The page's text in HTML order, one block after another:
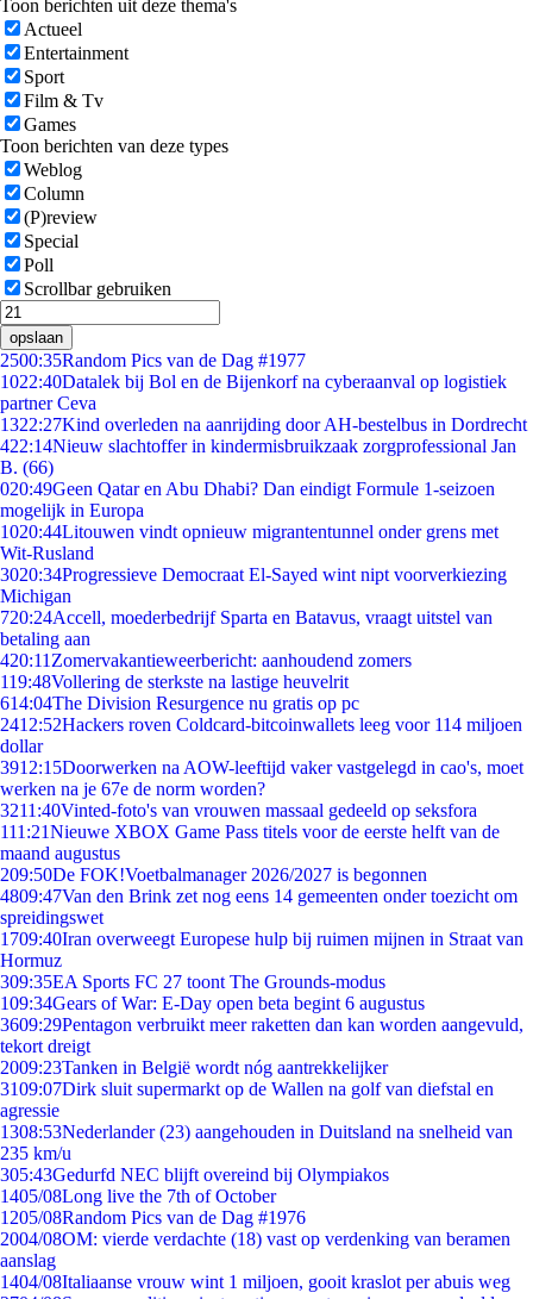
Toon berichten uit deze thema's
Actueel
Entertainment
Sport
Film & Tv
Games
Toon berichten van deze types
Weblog
Column
(P)review
Special
Poll
Scrollbar gebruiken
opslaan
2500:35Random Pics van de Dag #1977
1022:40Datalek bij Bol en de Bijenkorf na cyberaanval op logistiek
partner Ceva
1322:27Kind overleden na aanrijding door AH-bestelbus in Dordrecht
422:14Nieuw slachtoffer in kindermisbruikzaak zorgprofessional Jan
B. (66)
020:49Geen Qatar en Abu Dhabi? Dan eindigt Formule 1-seizoen
mogelijk in Europa
1020:44Litouwen vindt opnieuw migrantentunnel onder grens met
Wit-Rusland
3020:34Progressieve Democraat El-Sayed wint nipt voorverkiezing
Michigan
720:24Accell, moederbedrijf Sparta en Batavus, vraagt uitstel van
betaling aan
420:11 Zomervakantieweerbericht: aanhoudend zomers
119:48Vollering de sterkste na lastige heuvelrit
614:04The Division Resurgence nu gratis op pc
2412:52Hackers roven Coldcard-bitcoinwallets leeg voor 114 miljoen
dollar
3912:15Doorwerken na AOW-leeftijd vaker vastgelegd in cao's, moet
werken na je 67e de norm worden?
3211:40Vinted-foto's van vrouwen massaal gedeeld op seksfora
111:21Nieuwe XBOX Game Pass titels voor de eerste helft van de
maand augustus
209:50De FOK!Voetbalmanager 2026/2027 is begonnen
4809:47Van den Brink zet nog eens 14 gemeenten onder toezicht om
spreidingswet
1709:40Iran overweegt Europese hulp bij ruimen mijnen in Straat van
Hormuz
309:35EA Sports FC 27 toont The Grounds-modus
109:34Gears of War: E-Day open beta begint 6 augustus
3609:29Pentagon verbruikt meer raketten dan kan worden aangevuld,
tekort dreigt
2009:23Tanken in België wordt nóg aantrekkelijker
3109:07Dirk sluit supermarkt op de Wallen na golf van diefstal en
agressie
1308:53Nederlander (23) aangehouden in Duitsland na snelheid van
235 km/u
305:43Gedurfd NEC blijft overeind bij Olympiakos
1405/08Long live the 7th of October
1205/08Random Pics van de Dag #1976
2004/08OM: vierde verdachte (18) vast op verdenking van beramen
aanslag
1404/08Italiaanse vrouw wint 1 miljoen, gooit kraslot per abuis weg